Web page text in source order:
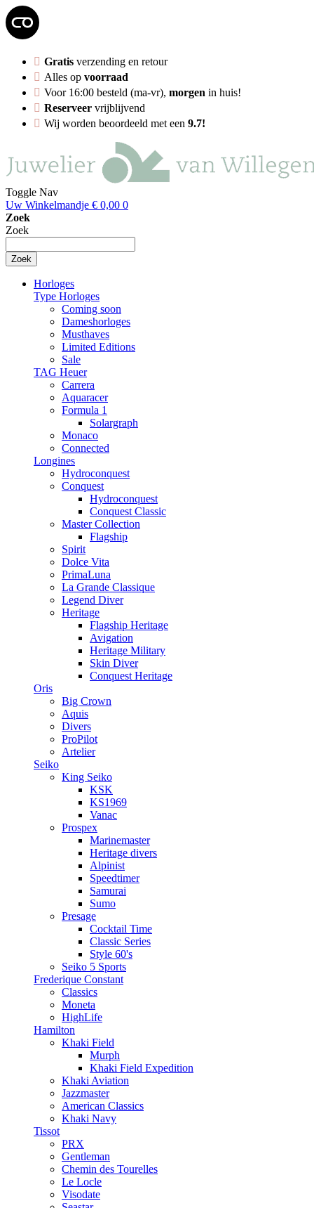
Gratis verzending en retour
Alles op voorraad
Voor 16:00 besteld (ma-vr), morgen in huis!
Reserveer vrijblijvend
Wij worden beoordeeld met een 9.7!
Toggle Nav
Uw Winkelmandje € 0,00 0
Zoek
Zoek
Zoek
Horloges
Type Horloges
Coming soon
Dameshorloges
Musthaves
Limited Editions
Sale
TAG Heuer
Carrera
Aquaracer
Formula 1
Solargraph
Monaco
Connected
Longines
Hydroconquest
Conquest
Hydroconquest
Conquest Classic
Master Collection
Flagship
Spirit
Dolce Vita
PrimaLuna
La Grande Classique
Legend Diver
Heritage
Flagship Heritage
Avigation
Heritage Military
Skin Diver
Conquest Heritage
Oris
Big Crown
Aquis
Divers
ProPilot
Artelier
Seiko
King Seiko
KSK
KS1969
Vanac
Prospex
Marinemaster
Heritage divers
Alpinist
Speedtimer
Samurai
Sumo
Presage
Cocktail Time
Classic Series
Style 60's
Seiko 5 Sports
Frederique Constant
Classics
Moneta
HighLife
Hamilton
Khaki Field
Murph
Khaki Field Expedition
Khaki Aviation
Jazzmaster
American Classics
Khaki Navy
Tissot
PRX
Gentleman
Chemin des Tourelles
Le Locle
Visodate